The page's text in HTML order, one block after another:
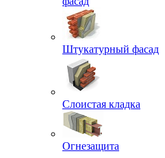
Штукатурный фасад
Слоистая кладка
Огнезащита